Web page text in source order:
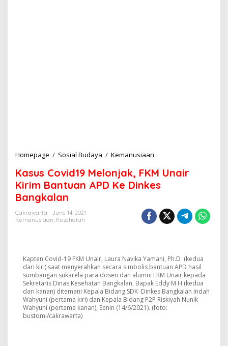
Homepage / Sosial Budaya / Kemanusiaan
s
u
s
o
v
9
M
e
o
n
j
Kasus Covid19 Melonjak, FKM Unair
Kirim Bantuan APD Ke Dinkes
Bangkalan
Cakrawarta
June 14, 2021
Kemanusiaan, Kesehatan
Kapten Covid-19 FKM Unair, Laura Navika Yamani, Ph.D (kedua
dari kiri) saat menyerahkan secara simbolis bantuan APD hasil
sumbangan sukarela para dosen dan alumni FKM Unair kepada
Sekretaris Dinas Kesehatan Bangkalan, Bapak Eddy M.H (kedua
dari kanan) ditemani Kepala Bidang SDK Dinkes Bangkalan Indah
Wahyuni (pertama kiri) dan Kepala Bidang P2P Riskiyah Nunik
Wahyuni (pertama kanan), Senin (14/6/2021). (foto:
bustomi/cakrawarta)